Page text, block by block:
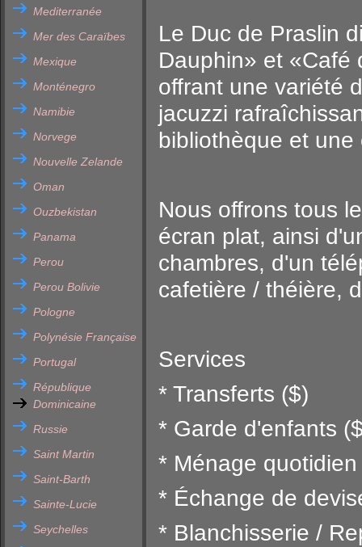
Mediterranée
Mer des Caraïbes
Mexique
Monténegro
Namibie
Norvege
Nouvelle Zelande
Oman
Ouzbekistan
Panama
Perou
Perou Bolivie
Pologne
Polynésie Française
Portugal
République
Dominicaine
Russie
Saint Martin
Saint-Barth
Sainte-Lucie
Seychelles
Le Duc de Praslin
Dauphin» et «Café
offrant une variété
jacuzzi
bibliothèque et
Nous offrons tous
écran plat, ainsi
chambres, d'un
cafetière / théière,
Services
* Transferts ($)
* Garde d'enfants
* Ménage quotidien
* Échange de
* Blanchisserie /